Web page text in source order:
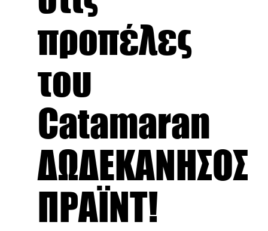
προπέλες
του
Catamaran
ΔΩΔΕΚΑΝΗΣΟΣ
ΠΡΑΪΝΤ!